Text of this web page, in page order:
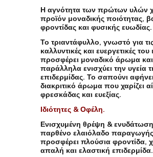
Η αγνότητα των πρώτων υλών
προϊόν μοναδικής ποιότητας,
φροντίδας και φυσικής ευωδίας.
Το τριαντάφυλλο, γνωστό για
καλλυντικές και ευεργετικές του
προσφέρει μοναδικό άρωμα και
παράλληλα ενισχύει την υγεία
επιδερμίδας. Το σαπούνι
διακριτικό άρωμα που χαρίζει
φρεσκάδας και ευεξίας.
Ιδιότητες & Οφέλη.
Ενισχυμένη θρέψη & ενυδάτωση
παρθένο ελαιόλαδο
προσφέρει πλούσια φροντίδα,
απαλή και ελαστική επιδερμίδα.